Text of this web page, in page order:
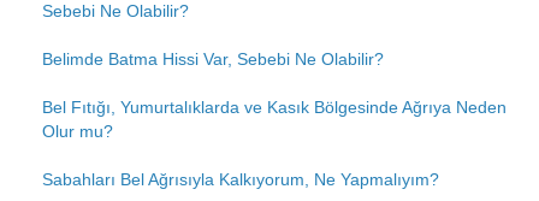
Sebebi Ne Olabilir?
Belimde Batma Hissi Var, Sebebi Ne Olabilir?
Bel Fıtığı, Yumurtalıklarda ve Kasık Bölgesinde Ağrıya Neden
Olur mu?
Sabahları Bel Ağrısıyla Kalkıyorum, Ne Yapmalıyım?